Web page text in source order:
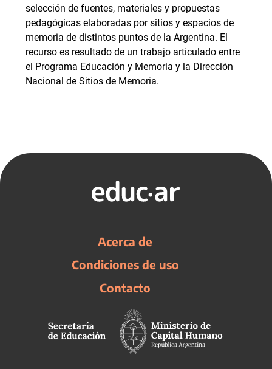
selección de fuentes, materiales y propuestas
pedagógicas elaboradas por sitios y espacios de
memoria de distintos puntos de la Argentina. El
recurso es resultado de un trabajo articulado entre
el Programa Educación y Memoria y la Dirección
Nacional de Sitios de Memoria.
Acerca de
Condiciones de uso
Contacto